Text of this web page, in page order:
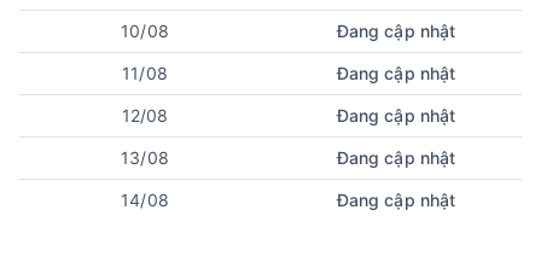
10/08 Đang cập nhật
11/08 Đang cập nhật
12/08 Đang cập nhật
13/08 Đang cập nhật
14/08 Đang cập nhật